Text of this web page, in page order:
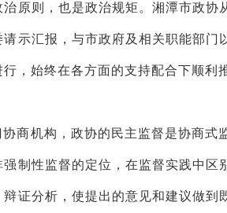
原则，也是政治规矩。湘潭市政协
示汇报，与市政府及相关职能部门
，始终在各方面的支持配合下顺利
商机构，政协的民主监督是协商式
制性监督的定位，在监督实践中区
证分析，使提出的意见和建议做到